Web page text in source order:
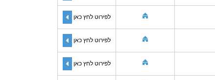
לפירוט לחץ כאן
לפירוט לחץ כאן
לפירוט לחץ כאן